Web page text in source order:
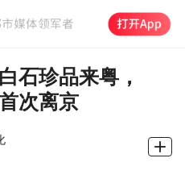
石珍品来粤，
次离京